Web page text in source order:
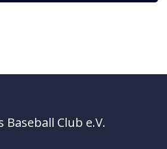
Club e.V.